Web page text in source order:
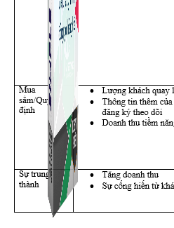
Simple Replay